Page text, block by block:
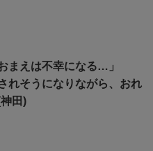
まえは不幸になる…」
れそうになりながら、おれ
田)